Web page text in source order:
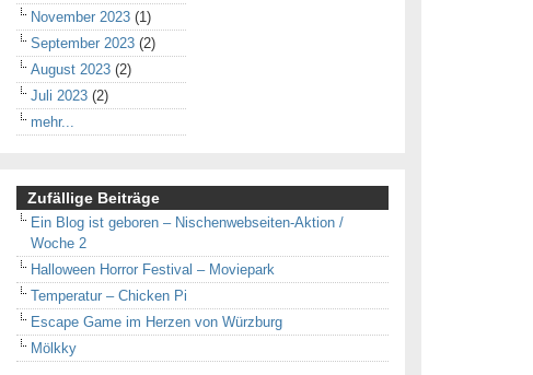
November 2023 (1)
September 2023 (2)
August 2023 (2)
Juli 2023 (2)
mehr...
Zufällige Beiträge
Ein Blog ist geboren – Nischenwebseiten-Aktion /
Woche 2
Halloween Horror Festival – Moviepark
Temperatur – Chicken Pi
Escape Game im Herzen von Würzburg
Mölkky